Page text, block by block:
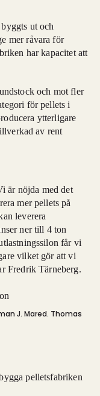
ut och
mer råvara för
har kapacitet att
och mot fler
för pellets i
ytterligare
av rent
är nöjda med det
mer pellets på
leverera
ner till 4 ton
får vi
vilket gör att vi
Fredrik Tärneberg.
J. Mared. Thomas
pelletsfabriken